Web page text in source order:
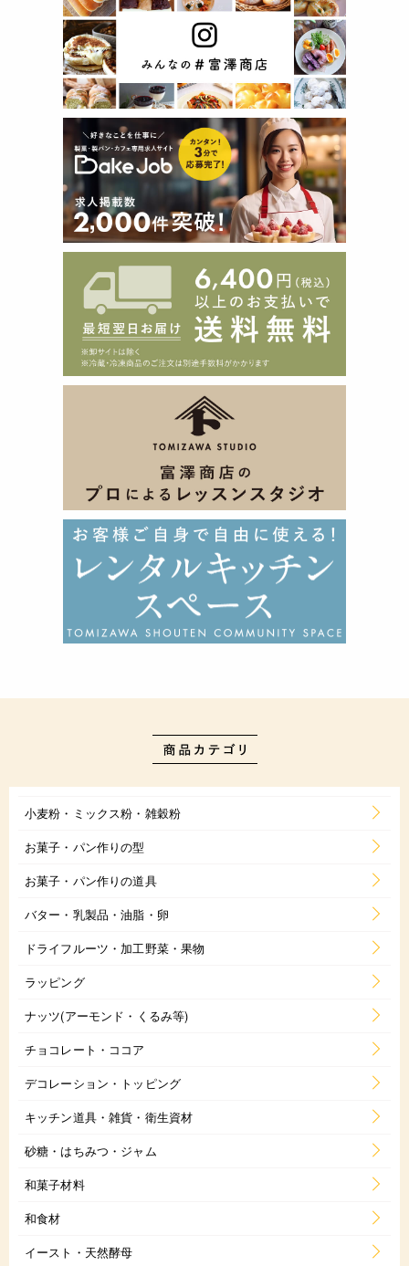
小麦粉・ミックス粉・雑穀粉
お菓子・パン作りの型
お菓子・パン作りの道具
バター・乳製品・油脂・卵
ドライフルーツ・加工野菜・果物
ラッピング
ナッツ(アーモンド・くるみ等)
チョコレート・ココア
デコレーション・トッピング
キッチン道具・雑貨・衛生資材
砂糖・はちみつ・ジャム
和菓子材料
和食材
イースト・天然酵母